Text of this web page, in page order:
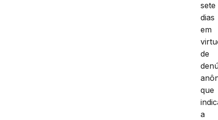
sete
dias
em
de
que
a